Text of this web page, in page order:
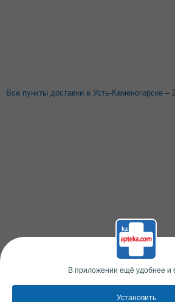
Все пункты доставки в Усть-Каменогорске –
В приложении ещё удобнее и
Установить